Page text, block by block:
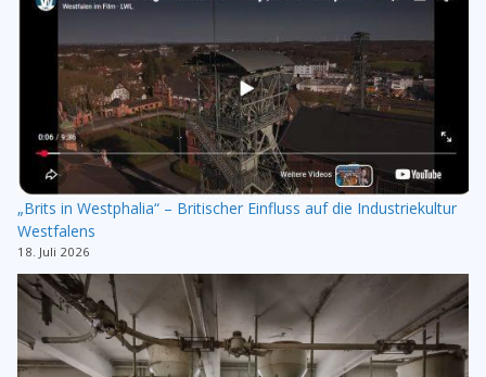
„Brits in Westphalia“ – Britischer Einfluss auf die Industriekultur
Westfalens
18. Juli 2026